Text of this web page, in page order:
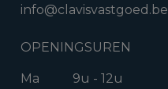
info@clavisvastgoed.be
OPENINGSUREN
Ma 9u - 12u